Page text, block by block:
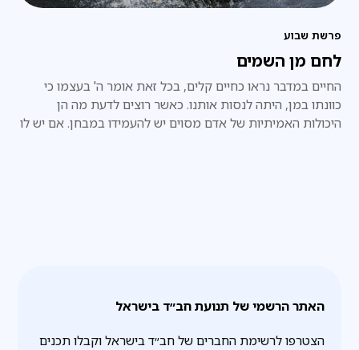
פרשת שבוע
לחם מן השמים
החיים במדבר נראו כחיים קלים, בכל זאת אומר ה' בעצמו כי
כוונתו במן, היתה לנסות אותנו. כאשר רוצים לדעת מה הן
היכולות האמיתיות של אדם מסוים יש להעמידו במבחן. אם יש לו
האתר הרשמי של תנועת חב״ד בישראל
הצטרפו לרשימת החברים של חב״ד בישראל וקבלו תכנים